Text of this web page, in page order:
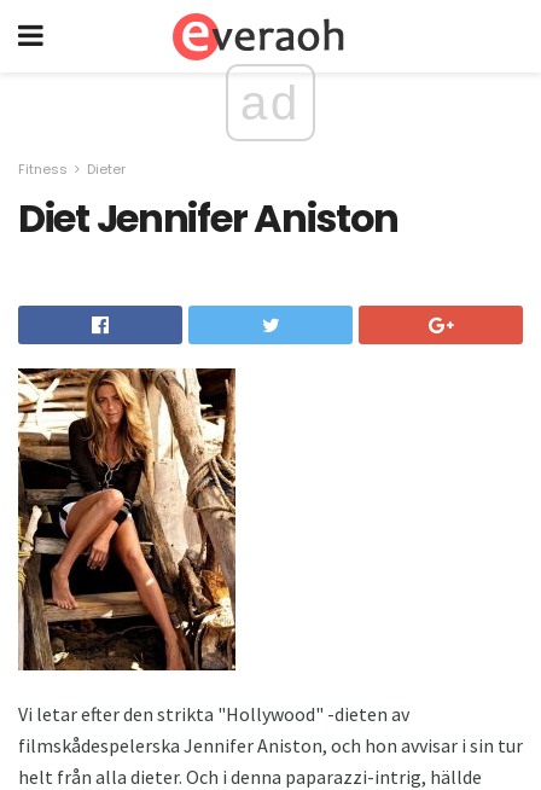
ad
Fitness Dieter
Diet Jennifer Aniston
Vi letar efter den strikta "Hollywood" -dieten av
filmskådespelerska Jennifer Aniston, och hon avvisar i sin tur
helt från alla dieter. Och i denna paparazzi-intrig, hällde